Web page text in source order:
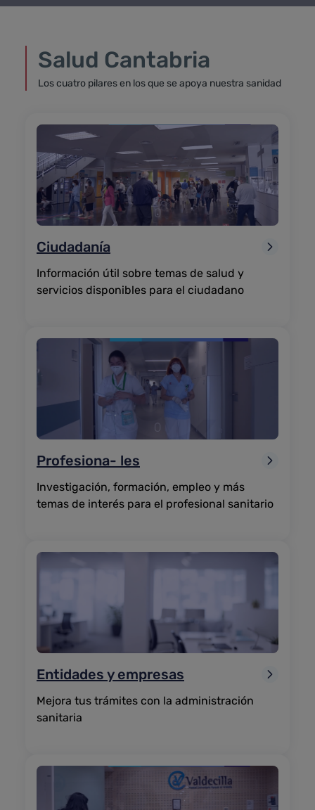
Salud Cantabria
Los cuatro pilares en los que se apoya nuestra sanidad
Ciudadanía
Información útil sobre temas de salud y
servicios disponibles para el ciudadano
Profesiona- les
Investigación, formación, empleo y más
temas de interés para el profesional sanitario
Entidades y empresas
Mejora tus trámites con la administración
sanitaria